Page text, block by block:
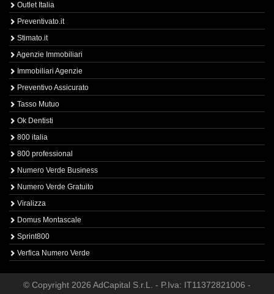
Outlet Italia
Preventivato.it
Stimato.it
Agenzie Immobiliari
Immobiliari Agenzie
Preventivo Assicurato
Tasso Mutuo
Ok Dentisti
800 italia
800 professional
Numero Verde Business
Numero Verde Gratuito
Viralizza
Domus Montascale
Sprint800
Verfica Numero Verde
© Copyright 2026 AdCapital S.r.L. - P.Iva: IT11372821006 -